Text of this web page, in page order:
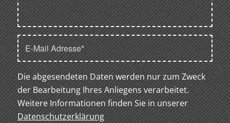
Die abgesendeten Daten werden nur zum Zweck
der Bearbeitung Ihres Anliegens verarbeitet.
Weitere Informationen finden Sie in unserer
Datenschutzerklärung